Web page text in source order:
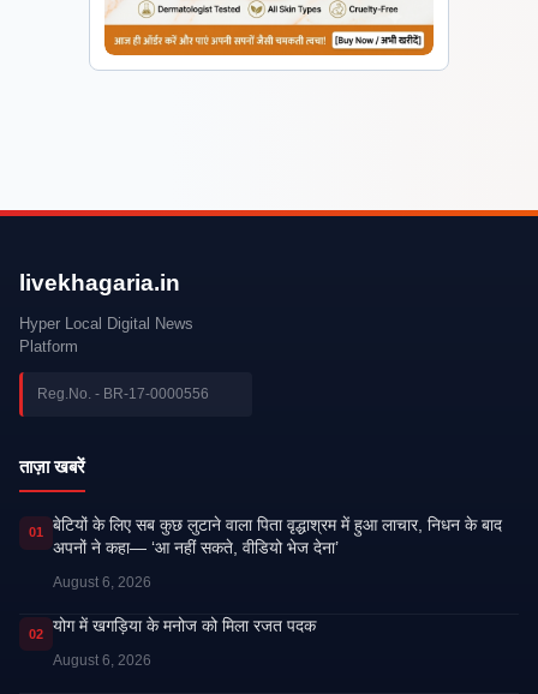
livekhagaria.in
Hyper Local Digital News
Platform
Reg.No. - BR-17-0000556
ताज़ा खबरें
01
बेटियों के लिए सब कुछ लुटाने वाला पिता वृद्धाश्रम में हुआ लाचार, निधन के बाद
अपनों ने कहा— ‘आ नहीं सकते, वीडियो भेज देना’
August 6, 2026
02 ​योग में खगड़िया के मनोज को मिला रजत पदक
August 6, 2026